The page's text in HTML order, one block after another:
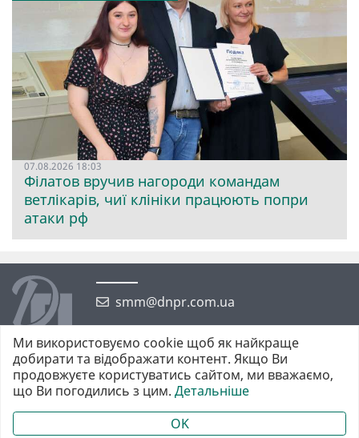
07.08.2026 18:03
Філатов вручив нагороди командам
ветлікарів, чиї клініки працюють попри
атаки рф
smm@dnpr.com.ua
©2026 https://dnpr.com.ua Дніпровська порадниця
Всі права захищені. При повному або частковому використанні
матеріалів обов'язкове активне гіперпосилання у першому абзаці.
Ми використовуємо cookie щоб як найкраще
добирати та відображати контент. Якщо Ви
продовжуєте користуватись сайтом, ми вважаємо,
що Ви погодились з цим. Детальніше
OK